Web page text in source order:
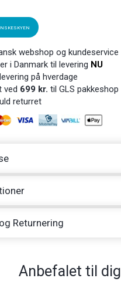
webshop og kundeservice
i Danmark til levering NU
på hverdage
ved 699 kr. til GLS pakkeshop
returret
Returnering
Anbefalet til dig